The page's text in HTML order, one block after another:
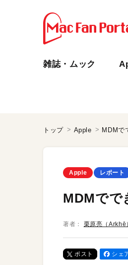
雑誌・ムック
トップ Apple MDMで
Apple レポート
MDMでで
著者： 栗原亮（Arkhē
ポスト シェ